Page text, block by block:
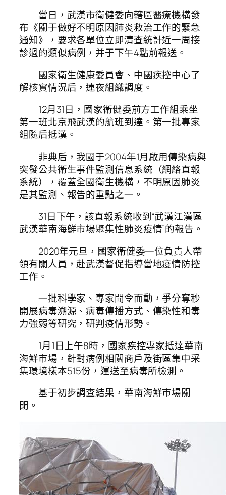
當日，武漢市衛健委向轄區醫療機構發
布《關于做好不明原因肺炎救治工作的緊急
通知》，要求各單位立即清查統計近一周接
診過的類似病例，并于下午4點前報送。
國家衛生健康委員會、中國疾控中心了
解核實情況后，連夜組織調度。
12月31日，國家衛健委前方工作組乘坐
第一班北京飛武漢的航班到達。第一批專家
組隨后抵漢。
非典后，我國于2004年1月啟用傳染病與
突發公共衛生事件監測信息系統（網絡直報
系統），覆蓋全國衛生機構，不明原因肺炎
是其監測、報告的重點之一。
31日下午，該直報系統收到“武漢江漢區
武漢華南海鮮市場聚集性肺炎疫情”的報告。
2020年元旦，國家衛健委一位負責人帶
領有關人員，赴武漢督促指導當地疫情防控
工作。
一批科學家、專家聞令而動，爭分奪秒
開展病毒溯源、病毒傳播方式、傳染性和毒
力強弱等研究，研判疫情形勢。
1月1日上午8時，國家疾控專家抵達華南
海鮮市場，針對病例相關商戶及街區集中采
集環境樣本515份，運送至病毒所檢測。
基于初步調查結果，華南海鮮市場關
閉。